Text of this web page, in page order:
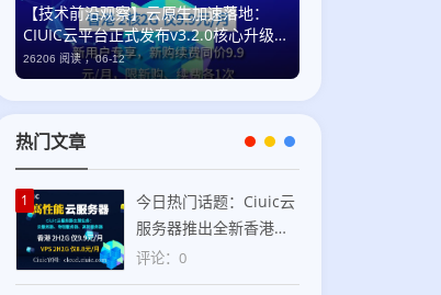
【技术前沿观察】云原生加速落地：
CIUIC云平台正式发布v3.2.0核心升级，
全链路可观测性与国产化适配双突破
26206 阅读 ，06-12
热门文章
1
今日热门话题：Ciuic云
服务器推出全新香港住
宅IP服务，支持
SOCKS5/HTTP双协议，
评论：0